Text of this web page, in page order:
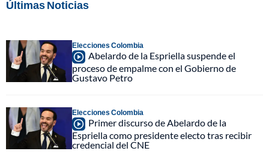
Últimas Noticias
Elecciones Colombia
Abelardo de la Espriella suspende el
proceso de empalme con el Gobierno de
Gustavo Petro
Elecciones Colombia
Primer discurso de Abelardo de la
Espriella como presidente electo tras recibir
credencial del CNE